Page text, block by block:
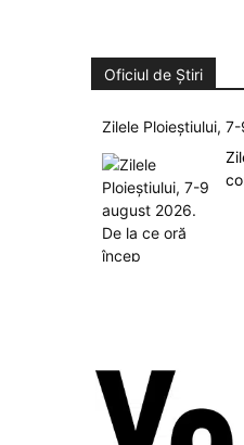
Oficiul de Știri
Zilele Ploieștiului,